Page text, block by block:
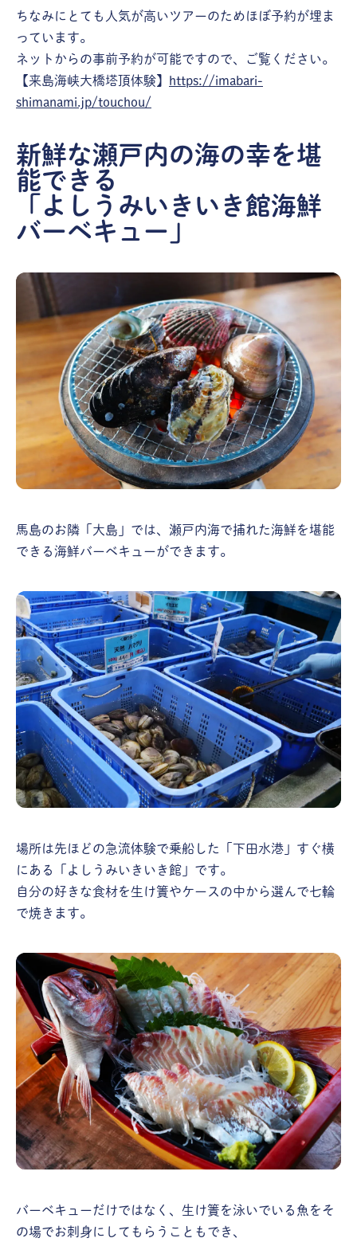
ちなみにとても人気が高いツアーのためほぼ予約が埋ま
っています。
ネットからの事前予約が可能ですので、ご覧ください。
【来島海峡大橋塔頂体験】 https://imabari-
shimanami.jp/touchou/
新鮮な瀬戸内の海の幸を堪
能できる
「よしうみいきいき館海鮮
バーベキュー」
馬島のお隣「大島」では、瀬戸内海で捕れた海鮮を堪能
できる海鮮バーベキューができます。
場所は先ほどの急流体験で乗船した「下田水港」すぐ横
にある「よしうみいきいき館」です。
自分の好きな食材を生け簀やケースの中から選んで七輪
で焼きます。
バーベキューだけではなく、生け簀を泳いでいる魚をそ
の場でお刺身にしてもらうこともでき、